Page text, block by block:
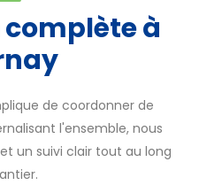
à
de coordonner de
l'ensemble, nous
un suivi clair tout au long